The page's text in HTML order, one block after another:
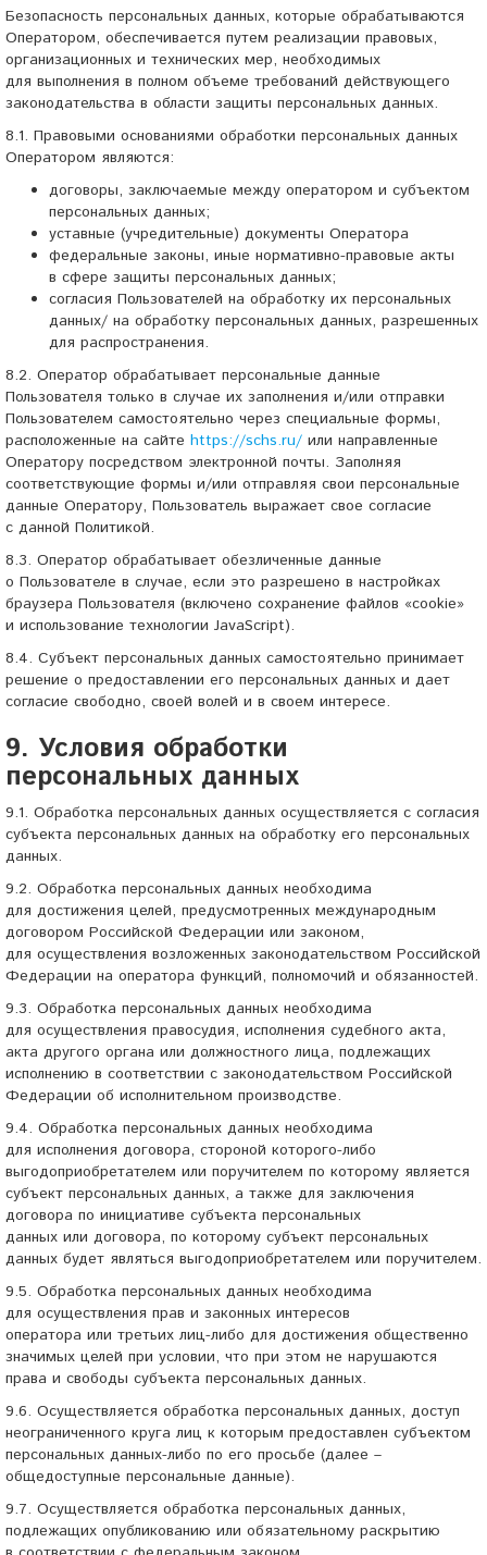
Безопасность персональных данных, которые обрабатываются
Оператором, обеспечивается путем реализации правовых,
организационных и технических мер, необходимых
для выполнения в полном объеме требований действующего
законодательства в области защиты персональных данных.
8.1. Правовыми основаниями обработки персональных данных
Оператором являются:
договоры, заключаемые между оператором и субъектом
персональных данных;
уставные (учредительные) документы Оператора
федеральные законы, иные нормативно-правовые акты
в сфере защиты персональных данных;
согласия Пользователей на обработку их персональных
данных/ на обработку персональных данных, разрешенных
для распространения.
8.2. Оператор обрабатывает персональные данные
Пользователя только в случае их заполнения и/или отправки
Пользователем самостоятельно через специальные формы,
расположенные на сайте https://schs.ru/ или направленные
Оператору посредством электронной почты. Заполняя
соответствующие формы и/или отправляя свои персональные
данные Оператору, Пользователь выражает свое согласие
с данной Политикой.
8.3. Оператор обрабатывает обезличенные данные
о Пользователе в случае, если это разрешено в настройках
браузера Пользователя (включено сохранение файлов «cookie»
и использование технологии JavaScript).
8.4. Субъект персональных данных самостоятельно принимает
решение о предоставлении его персональных данных и дает
согласие свободно, своей волей и в своем интересе.
9. Условия обработки
персональных данных
9.1. Обработка персональных данных осуществляется с согласия
субъекта персональных данных на обработку его персональных
данных.
9.2. Обработка персональных данных необходима
для достижения целей, предусмотренных международным
договором Российской Федерации или законом,
для осуществления возложенных законодательством Российской
Федерации на оператора функций, полномочий и обязанностей.
9.3. Обработка персональных данных необходима
для осуществления правосудия, исполнения судебного акта,
акта другого органа или должностного лица, подлежащих
исполнению в соответствии с законодательством Российской
Федерации об исполнительном производстве.
9.4. Обработка персональных данных необходима
для исполнения договора, стороной которого-либо
выгодоприобретателем или поручителем по которому является
субъект персональных данных, а также для заключения
договора по инициативе субъекта персональных
данных или договора, по которому субъект персональных
данных будет являться выгодоприобретателем или поручителем.
9.5. Обработка персональных данных необходима
для осуществления прав и законных интересов
оператора или третьих лиц-либо для достижения общественно
значимых целей при условии, что при этом не нарушаются
права и свободы субъекта персональных данных.
9.6. Осуществляется обработка персональных данных, доступ
неограниченного круга лиц к которым предоставлен субъектом
персональных данных-либо по его просьбе (далее –
общедоступные персональные данные).
9.7. Осуществляется обработка персональных данных,
подлежащих опубликованию или обязательному раскрытию